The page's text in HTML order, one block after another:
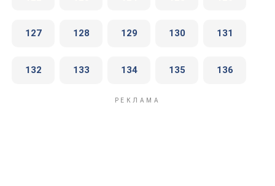
127 128 129 130 131
132 133 134 135 136